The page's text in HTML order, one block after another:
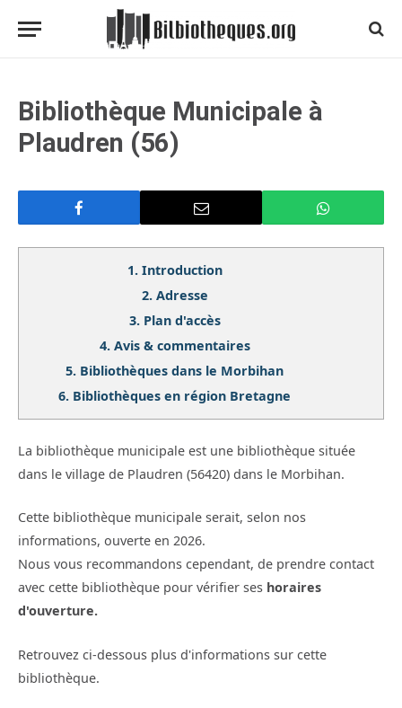
Bibliothèque Municipale à
Plaudren (56)
1. Introduction
2. Adresse
3. Plan d'accès
4. Avis & commentaires
5. Bibliothèques dans le Morbihan
6. Bibliothèques en région Bretagne
La bibliothèque municipale est une bibliothèque située
dans le village de Plaudren (56420) dans le Morbihan.
Cette bibliothèque municipale serait, selon nos
informations, ouverte en 2026.
Nous vous recommandons cependant, de prendre contact
avec cette bibliothèque pour vérifier ses horaires
d'ouverture.
Retrouvez ci-dessous plus d'informations sur cette
bibliothèque.